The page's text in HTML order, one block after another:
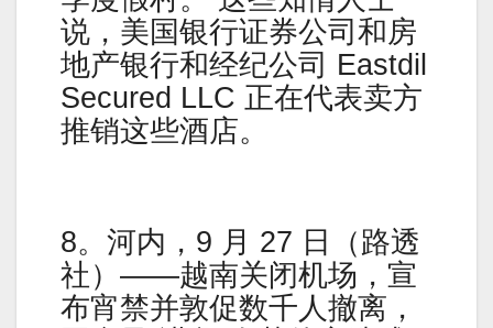
说，美国银行证券公司和房
地产银行和经纪公司 Eastdil
Secured LLC 正在代表卖方
推销这些酒店。
8。河内，9 月 27 日（路透
社）——越南关闭机场，宣
布宵禁并敦促数千人撤离，